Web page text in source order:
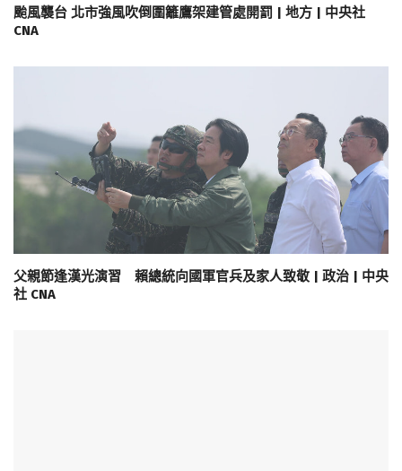
颱風襲台 北市強風吹倒圍籬鷹架建管處開罰 | 地方 | 中央社
CNA
父親節逢漢光演習 賴總統向國軍官兵及家人致敬 | 政治 | 中央
社 CNA